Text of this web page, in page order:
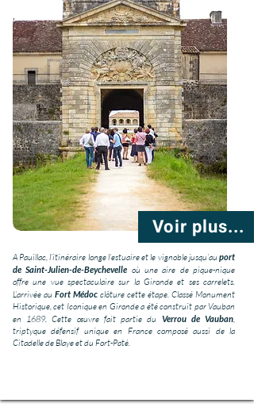
Voir plus...
A Pauillac, l’itinéraire longe l’estuaire et le vignoble jusqu’au port
de Saint-Julien-de-Beychevelle où une aire de pique-nique
offre une vue spectaculaire sur la Gironde et ses carrelets.
L’arrivée au Fort Médoc clôture cette étape. Classé Monument
Historique, cet Iconique en Gironde a été construit par Vauban
en 1689. Cette œuvre fait partie du Verrou de Vauban,
triptyque défensif unique en France composé aussi de la
Citadelle de Blaye et du Fort-Paté.